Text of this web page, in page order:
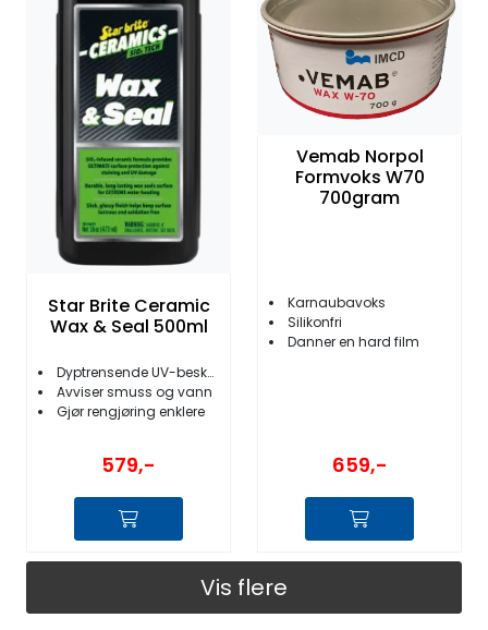
Star Brite Ceramic
Wax & Seal 500ml
Dyptrensende UV-beskyttelse
Avviser smuss og vann
Gjør rengjøring enklere
579,-
Vemab Norpol
Formvoks W70
700gram
Karnaubavoks
Silikonfri
Danner en hard film
659,-
Vis flere